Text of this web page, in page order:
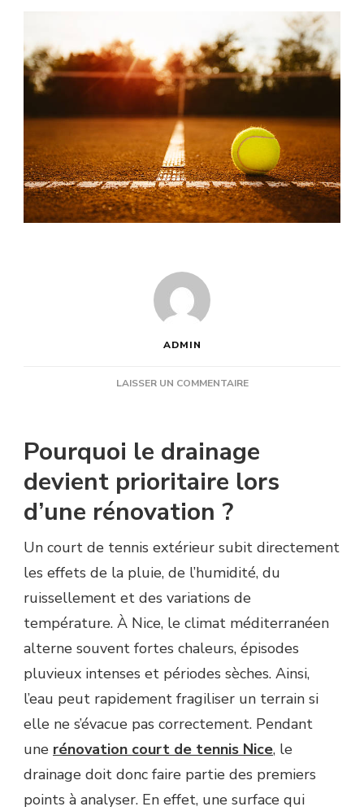
ADMIN
LAISSER UN COMMENTAIRESUR
DRAINAGE
UNE
TENNIS
NICE
Pourquoi le drainage
devient prioritaire lors
d’une rénovation ?
Un court de tennis extérieur subit directement
les effets de la pluie, de l’humidité, du
ruissellement et des variations de
température. À Nice, le climat méditerranéen
alterne souvent fortes chaleurs, épisodes
pluvieux intenses et périodes sèches. Ainsi,
l’eau peut rapidement fragiliser un terrain si
elle ne s’évacue pas correctement. Pendant
une rénovation court de tennis Nice, le
drainage doit donc faire partie des premiers
points à analyser. En effet, une surface qui